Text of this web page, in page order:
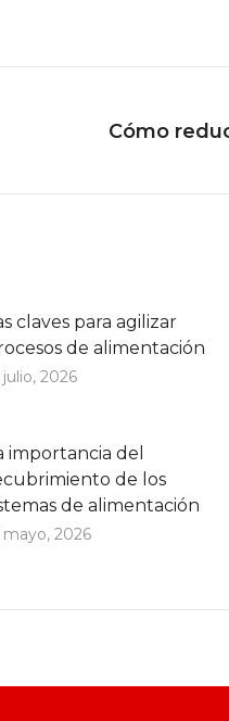
Publicación
Cómo
claves para agilizar
de alimentación
julio, 2026
importancia del
de los
de alimentación
mayo, 2026